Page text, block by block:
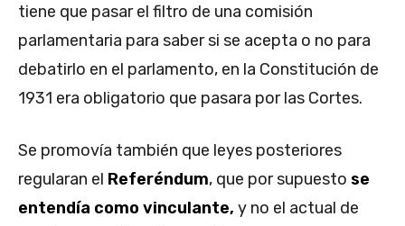
tiene que pasar el filtro de una comisión
parlamentaria para saber si se acepta o no para
debatirlo en el parlamento, en la Constitución de
1931 era obligatorio que pasara por las Cortes.
Se promovía también que leyes posteriores
regularan el Referéndum, que por supuesto se
entendía como vinculante, y no el actual de